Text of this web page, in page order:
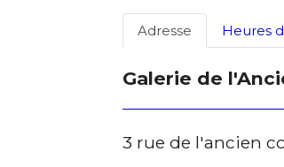
Adresse Heures
Galerie de
3 rue de l'ancien